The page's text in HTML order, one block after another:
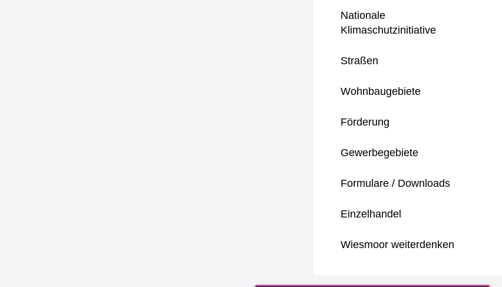
Nationale
Klimaschutzinitiative
Straßen
Wohnbaugebiete
Förderung
Gewerbegebiete
Formulare / Downloads
Einzelhandel
Wiesmoor weiterdenken